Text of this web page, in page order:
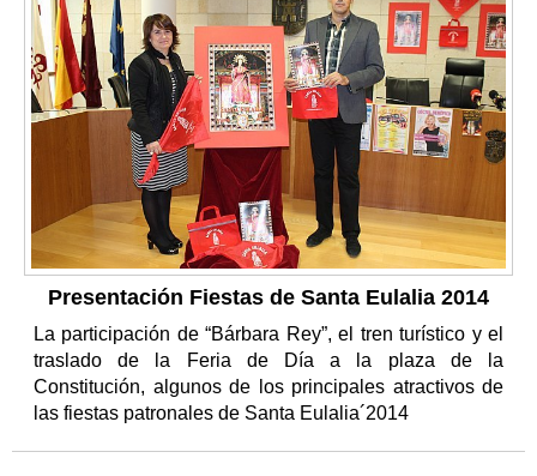
Presentación Fiestas de Santa Eulalia 2014
La participación de “Bárbara Rey”, el tren turístico y el
traslado de la Feria de Día a la plaza de la
Constitución, algunos de los principales atractivos de
las fiestas patronales de Santa Eulalia´2014